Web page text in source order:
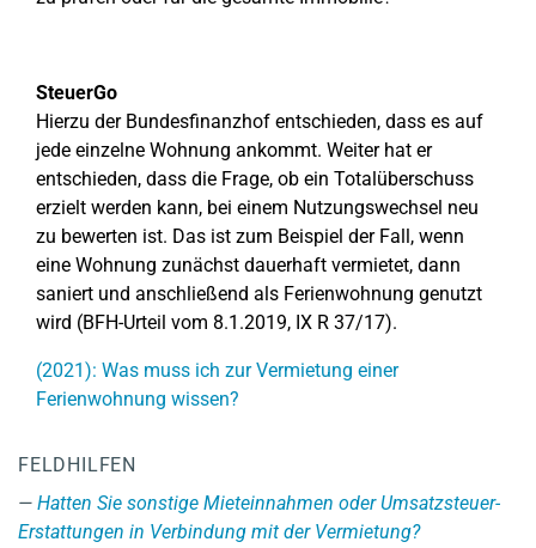
SteuerGo
Hierzu der Bundesfinanzhof entschieden, dass es auf
jede einzelne Wohnung ankommt. Weiter hat er
entschieden, dass die Frage, ob ein Totalüberschuss
erzielt werden kann, bei einem Nutzungswechsel neu
zu bewerten ist. Das ist zum Beispiel der Fall, wenn
eine Wohnung zunächst dauerhaft vermietet, dann
saniert und anschließend als Ferienwohnung genutzt
wird (BFH-Urteil vom 8.1.2019, IX R 37/17).
(2021): Was muss ich zur Vermietung einer
Ferienwohnung wissen?
FELDHILFEN
Hatten Sie sonstige Mieteinnahmen oder Umsatzsteuer-
Erstattungen in Verbindung mit der Vermietung?